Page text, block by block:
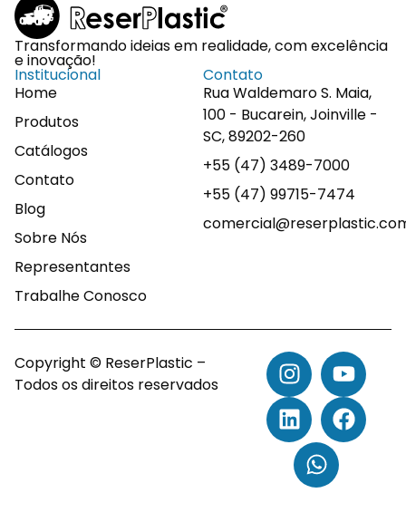
Transformando ideias em realidade, com excelência
e inovação!
Institucional
Home
Produtos
Catálogos
Contato
Blog
Sobre Nós
Representantes
Trabalhe Conosco
Contato
Rua Waldemaro S. Maia,
100 - Bucarein, Joinville -
SC, 89202-260
+55 (47) 3489-7000
+55 (47) 99715-7474
Copyright © ReserPlastic –
Todos os direitos reservados